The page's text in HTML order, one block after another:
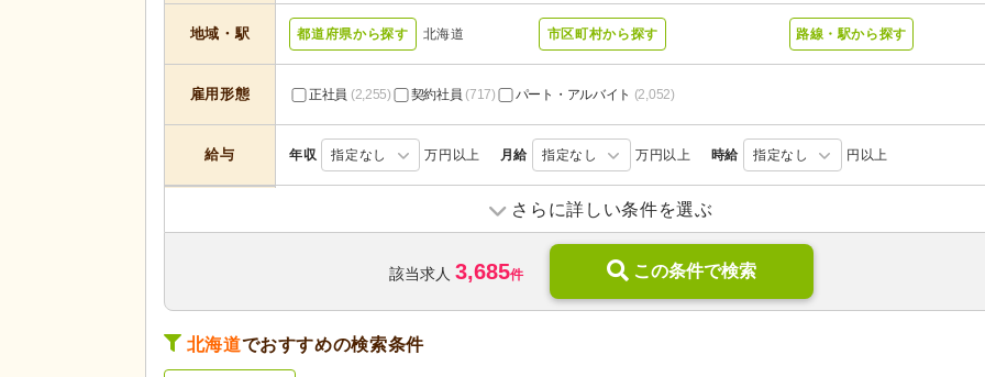
地域・駅 都道府県から探す 北海道 市区町村から探す 路線・駅から探す
雇用形態 正社員 (2,255) 契約社員 (717) パート・アルバイト (2,052)
給与 年収 指定なし 万円以上 月給 指定なし 万円以上 時給 指定なし 円以上
サービスの種
訪問介護 (478)
定期巡回・随時対応型(59) デイサービス(677) デイケア(101)
小規模多機能型居宅介護 (232) ショートステイ(99)
サービス付き高齢者向け住宅(297) ケアハウス
高齢者住宅(52)
さらに詳しい条件を選ぶ
該当求人 3,685件 この条件で検索
北海道でおすすめの検索条件